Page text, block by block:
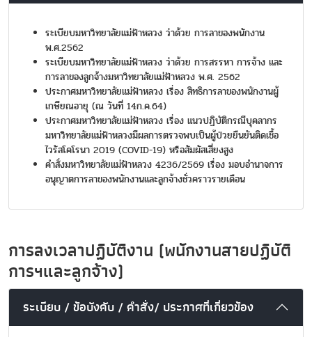
ระเบียบมหาวิทยาลัยแม่ฟ้าหลวง ว่าด้วย การลาของพนักงาน
พ.ศ.2562
ระเบียบมหาวิทยาลัยแม่ฟ้าหลวง ว่าด้วย การสรรหา การจ้าง และ
การลาของลูกจ้างมหาวิทยาลัยแม่ฟ้าหลวง พ.ศ. 2562
ประกาศมหาวิทยาลัยแม่ฟ้าหลวง เรื่อง สิทธิการลาของพนักงานผู้
เกษียณอายุ (ณ วันที่ 14ก.ค.64)
ประกาศมหาวิทยาลัยแม่ฟ้าหลวง เรื่อง แนวปฏิบัติกรณีบุคลากร
มหาวิทยาลัยแม่ฟ้าหลวงมีผลการตรวจพบเป็นผู้ป่วยยืนยันติดเชื้อ
ไวรัสโคโรนา 2019 (COVID-19) หรือสัมผัสเสี่ยงสูง
คำสั่งมหาวิทยาลัยแม่ฟ้าหลวง 4236/2569 เรื่อง มอบอำนาจการ
อนุญาตการลาของพนักงานและลูกจ้างชั่วคราวรายเดือน
การลงเวลาปฏิบัติงาน (พนักงานสายปฏิบัติ
การฯและลูกจ้าง)
ระเบียบ / ข้อบังคับ / คำสั่ง/ ประกาศที่เกี่ยวข้อง